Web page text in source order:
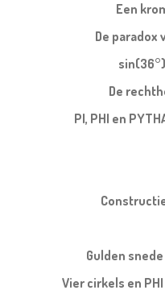
Een
De paradox
De
PI, PHI en
Gulden
Vier cirkels en PHI